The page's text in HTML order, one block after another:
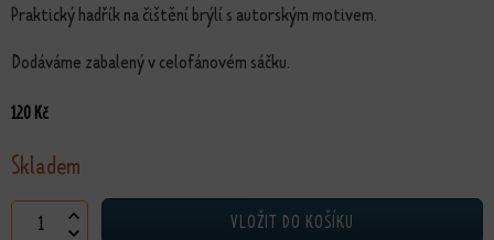
Praktický hadřík na čištění brýlí s autorským motivem.
Dodáváme zabalený v celofánovém sáčku.
120 Kč
Skladem
Hadřík na brýle Zahradnice množstvíVLOŽIT DO KOŠÍKU